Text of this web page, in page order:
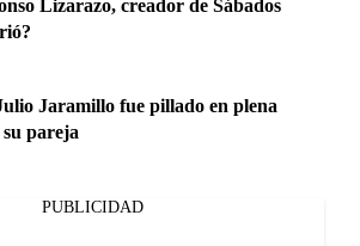
Lizarazo, creador de Sábados
Jaramillo fue pillado en plena
pareja
PUBLICIDAD